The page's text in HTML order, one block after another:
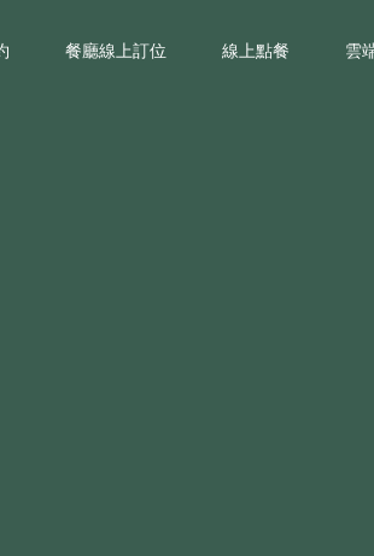
餐廳線上訂位 線上點餐 雲